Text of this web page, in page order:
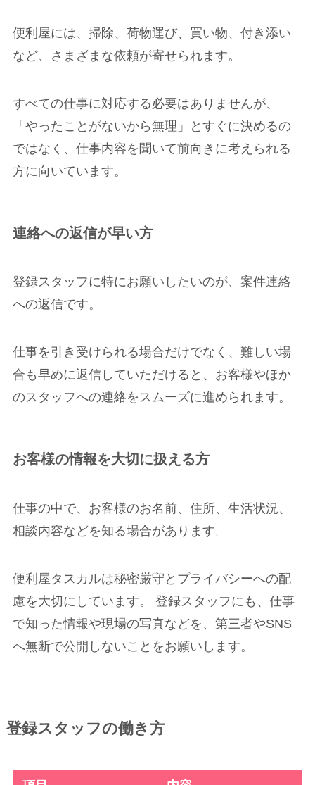
便利屋には、掃除、荷物運び、買い物、付き添い
など、さまざまな依頼が寄せられます。
すべての仕事に対応する必要はありませんが、
「やったことがないから無理」とすぐに決めるの
ではなく、仕事内容を聞いて前向きに考えられる
方に向いています。
連絡への返信が早い方
登録スタッフに特にお願いしたいのが、案件連絡
への返信です。
仕事を引き受けられる場合だけでなく、難しい場
合も早めに返信していただけると、お客様やほか
のスタッフへの連絡をスムーズに進められます。
お客様の情報を大切に扱える方
仕事の中で、お客様のお名前、住所、生活状況、
相談内容などを知る場合があります。
便利屋タスカルは秘密厳守とプライバシーへの配
慮を大切にしています。 登録スタッフにも、仕事
で知った情報や現場の写真などを、第三者やSNS
へ無断で公開しないことをお願いします。
登録スタッフの働き方